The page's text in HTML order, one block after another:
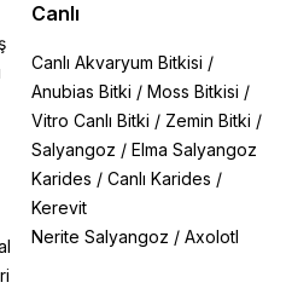
Canlı
Canlı Akvaryum Bitkisi /
Anubias Bitki / Moss Bitkisi /
Vitro Canlı Bitki / Zemin Bitki /
Salyangoz / Elma Salyangoz
Karides / Canlı Karides /
Kerevit
Nerite Salyangoz / Axolotl